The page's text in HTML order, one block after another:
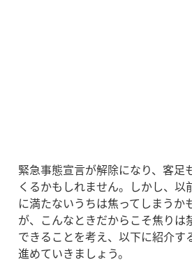
緊急事態宣言が解除になり、客足
くるかもしれません。しかし、以
に満たないうちは焦ってしまうか
が、こんなときだからこそ焦りは
できることを考え、以下に紹介す
進めていきましょう。